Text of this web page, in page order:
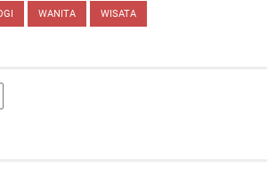
WANITA WISATA